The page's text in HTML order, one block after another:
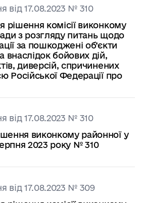
від 17.08.2023 № 310
рішення комісії виконкому
з розгляду питань щодо
за пошкоджені об’єкти
внаслідок бойових дій,
диверсій, спричинених
Російської Федерації про
від 17.08.2023 № 310
виконкому районної у
2023 року № 310
від 17.08.2023 № 309